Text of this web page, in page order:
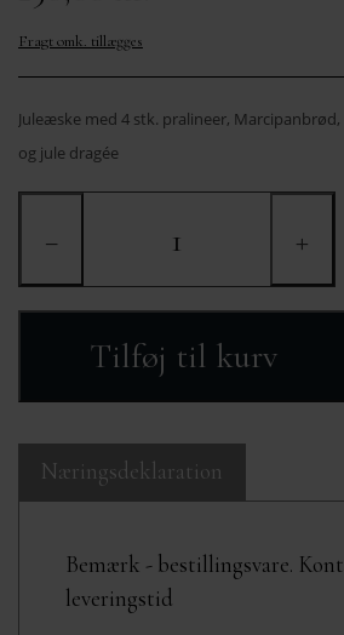
Fragt omk. tillægges
Juleæske med 4 stk. pralineer,
og jule dragée
− +
Tilføj til kurv
Næringsdeklaration
Bemærk - bestillingsvare.
leveringstid